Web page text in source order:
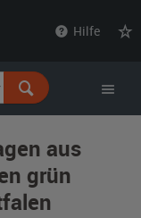
Hilfe
aus
grün